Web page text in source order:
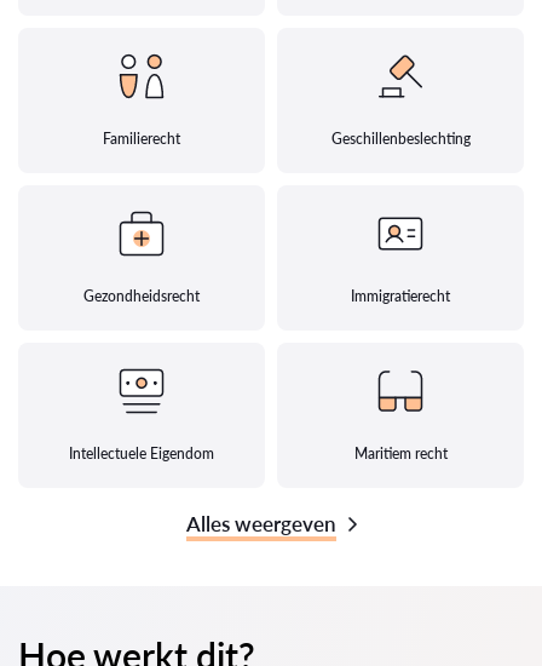
Familierecht Geschillenbeslechting
Gezondheidsrecht Immigratierecht
Intellectuele Eigendom Maritiem recht
Alles weergeven
Hoe werkt dit?